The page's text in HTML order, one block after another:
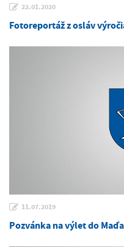
22.01.2020
Fotoreportáž z osláv
11.07.2019
Pozvánka na výlet do